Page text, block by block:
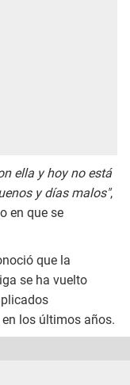
ella y hoy no está
y días malos",
en que se
que la
se ha vuelto
los últimos años.